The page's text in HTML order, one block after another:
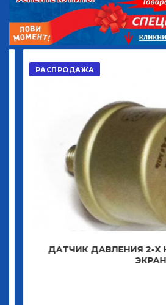
РАСПРОДАЖА
ДАТЧИК ДАВЛЕНИЯ 2-Х
ЭКРАН